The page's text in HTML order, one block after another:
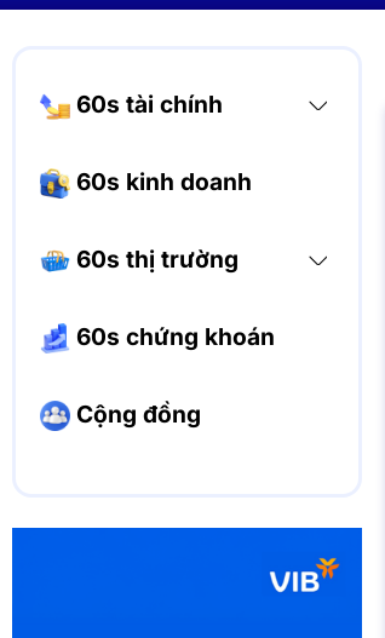
60s tài chính
60s kinh doanh
60s thị trường
60s chứng khoán
Cộng đồng